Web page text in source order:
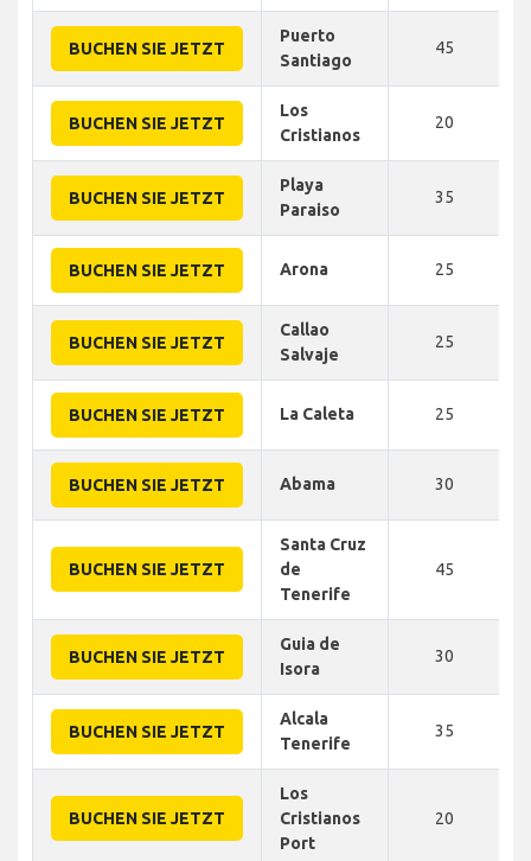
BUCHEN SIE JETZT
Puerto
Santiago
45
BUCHEN SIE JETZT
Los
Cristianos
20
BUCHEN SIE JETZT
Playa
Paraiso
35
BUCHEN SIE JETZT Arona 25
BUCHEN SIE JETZT
Callao
Salvaje
25
BUCHEN SIE JETZT La Caleta 25
BUCHEN SIE JETZT Abama 30
BUCHEN SIE JETZT
Santa Cruz
de
Tenerife
45
BUCHEN SIE JETZT
Guia de
Isora
30
BUCHEN SIE JETZT
Alcala
Tenerife
35
BUCHEN SIE JETZT
Los
Cristianos
Port
20